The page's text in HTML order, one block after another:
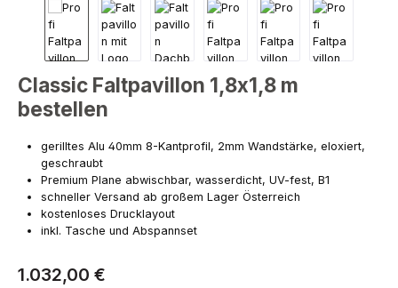
Classic Faltpavillon 1,8x1,8 m
bestellen
gerilltes Alu 40mm 8-Kantprofil, 2mm Wandstärke, eloxiert,
geschraubt
Premium Plane abwischbar, wasserdicht, UV-fest, B1
schneller Versand ab großem Lager Österreich
kostenloses Drucklayout
inkl. Tasche und Abspannset
1.032,00 €